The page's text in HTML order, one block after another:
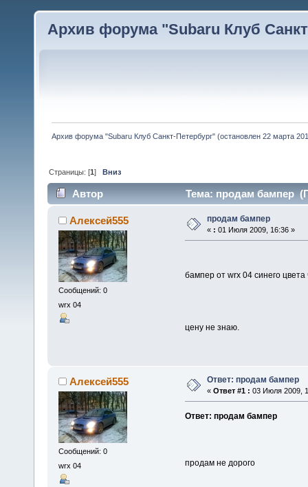
Архив форума "Subaru Клуб
Архив форума "Subaru Клуб Санкт-Петербург" (остановлен 22 марта
Страницы: [1]Вниз
Автор Тема: продам бампер
Алексей555
Сообщений: 0
wrx 04
продам бампер
« : 01 Июля 2009, 16:36 »
бампер от wrx 04 синего
цену не знаю.
Алексей555
Сообщений: 0
wrx 04
Ответ: продам бампер
« Ответ #1 : 03 Июля 2009,
Ответ: продам бампер
продам не дорого